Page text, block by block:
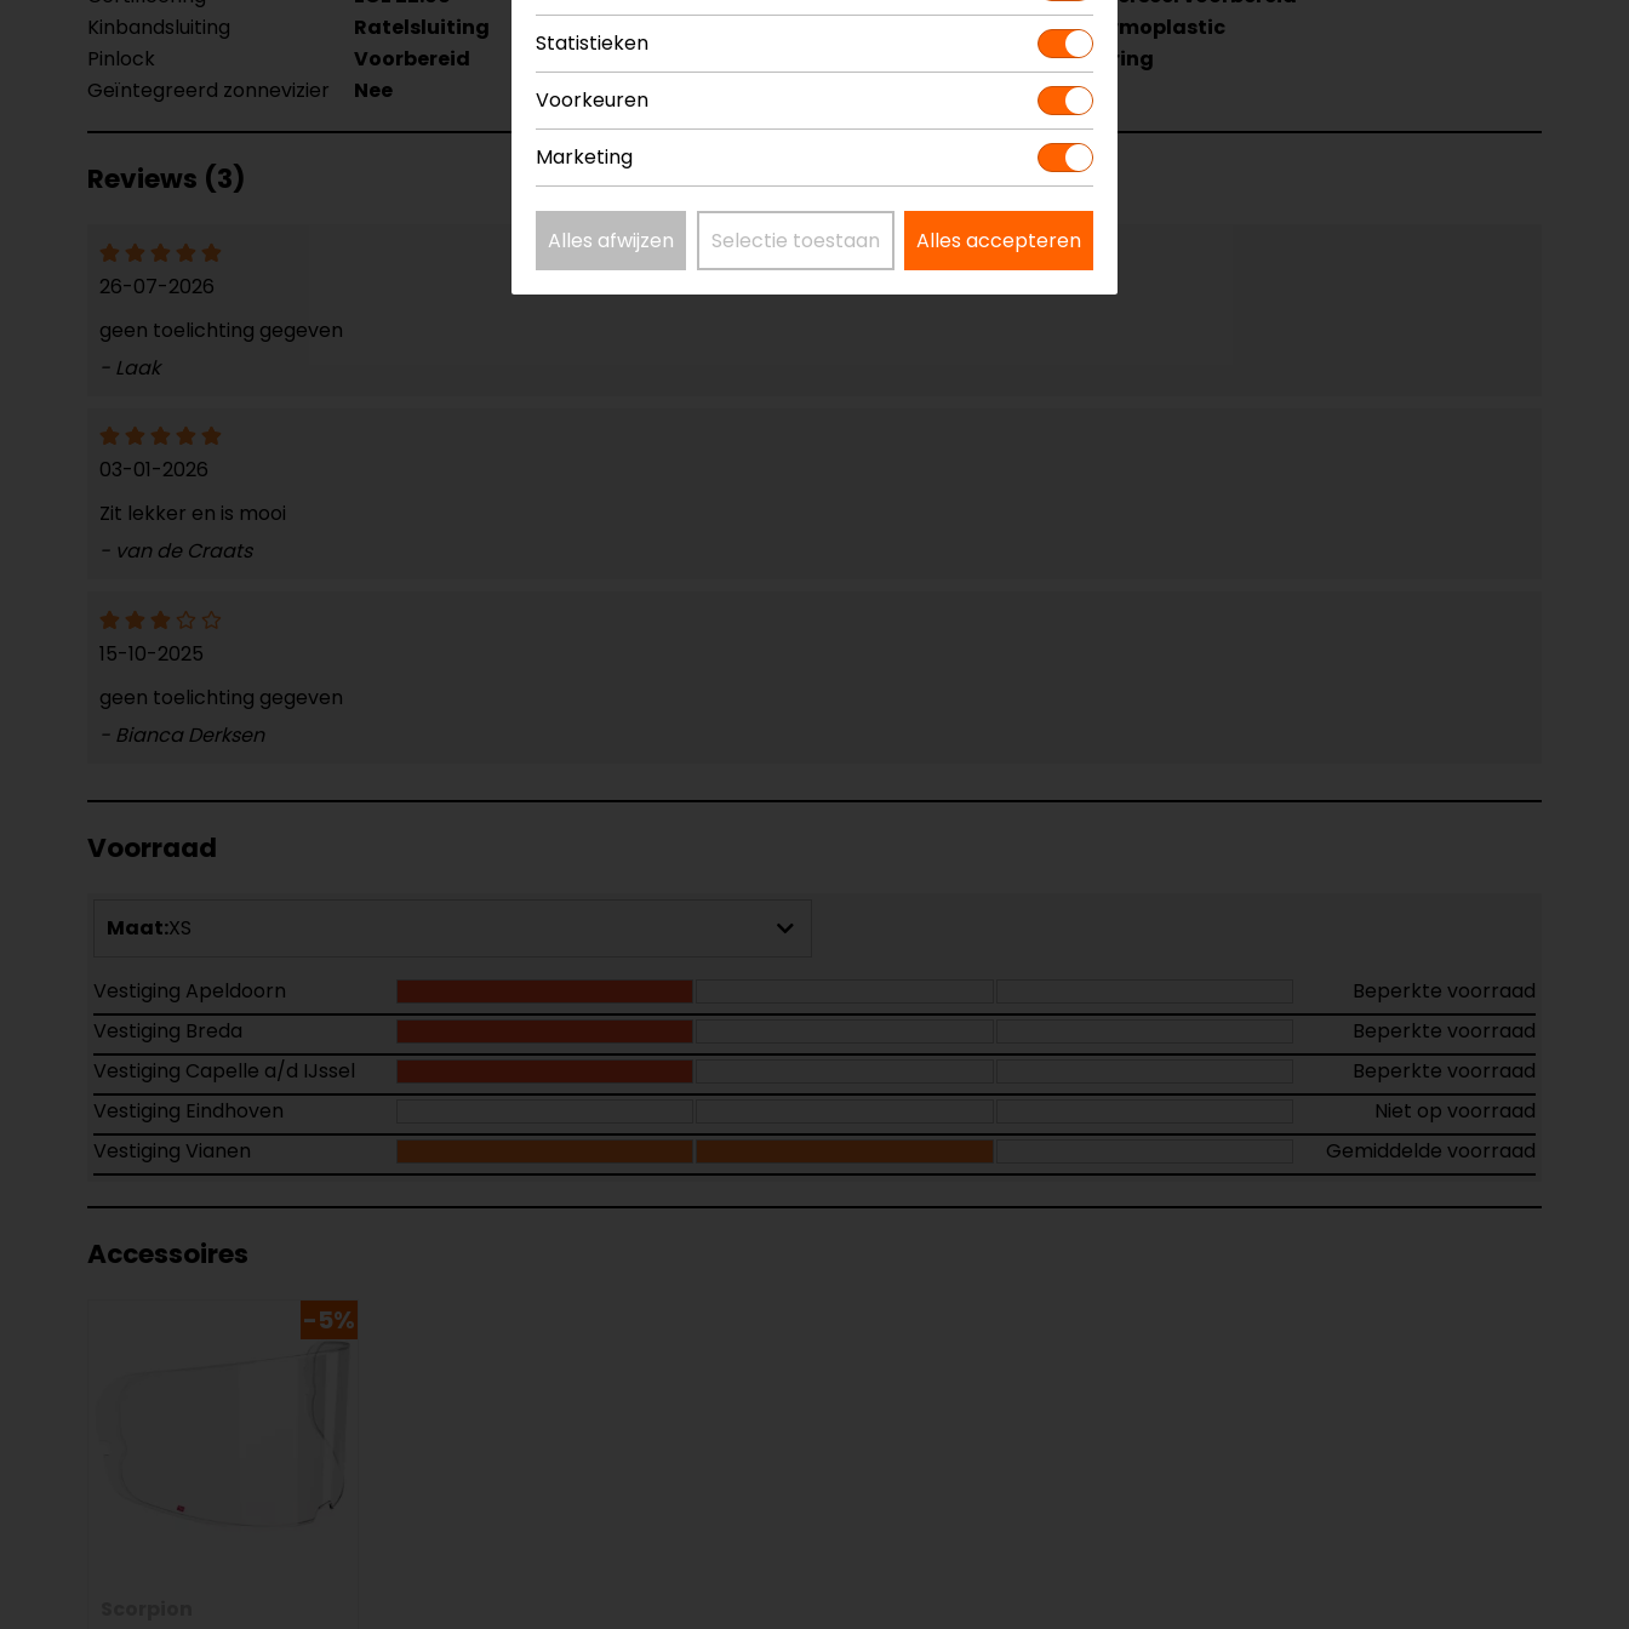
Kinbandsluiting
Ratelsluiting
Thermoplastic
Pinlock
Voorbereid
Touring
Geïntegreerd zonnevizier
Nee
Reviews (3)
26-07-2026
geen toelichting gegeven
- Laak
03-01-2026
Zit lekker en is mooi
- van de Craats
15-10-2025
geen toelichting gegeven
- Bianca Derksen
Voorraad
Maat:XS
Vestiging Apeldoorn
Beperkte voorraad
Vestiging Breda
Beperkte voorraad
Vestiging Capelle a/d IJssel
Beperkte voorraad
Vestiging Eindhoven
Niet op voorraad
Vestiging Vianen
Gemiddelde voorraad
Accessoires
-5%
Statistieken
Voorkeuren
Marketing
Alles afwijzen Selectie toestaan Alles accepteren